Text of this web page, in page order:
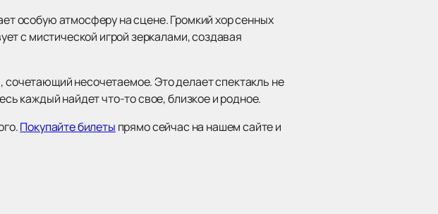
особую атмосферу на сцене. Громкий хор сенных
с мистической игрой зеркалами, создавая
несочетаемое. Это делает спектакль не
каждый найдет что-то свое, близкое и родное.
Покупайте билеты прямо сейчас на нашем сайте и